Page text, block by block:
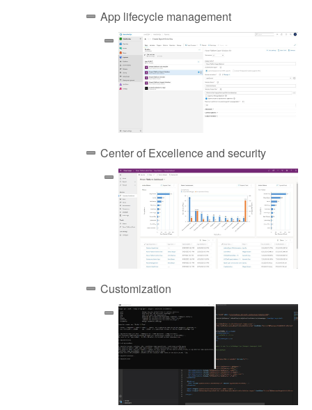
App lifecycle management
Center of Excellence and security
Customization